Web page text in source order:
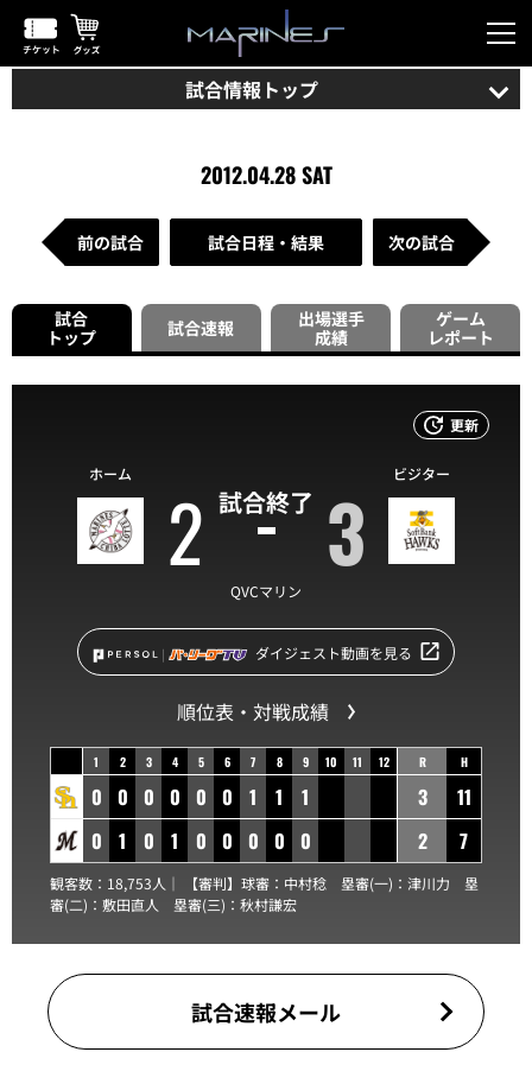
試合情報トップ
2012.04.28 SAT
前の試合 試合日程・結果 次の試合
試合
トップ
試合速報
出場選手
成績
ゲーム
レポート
更新
試合終了
ホーム
2 3
ビジター
QVCマリン
ダイジェスト動画を見る
順位表・対戦成績
1 2 3 4 5 6 7 8 9 10 11 12
0 0 0 0 0 0 1 1
1
0
1 0 1 0 0 0 0 0
R H
3
11
2
7
観客数：18,753人｜ 【審判】球審： 中村稔 塁審(一)： 津川力 塁
審(二)： 敷田直人 塁審(三)： 秋村謙宏
試合速報メール